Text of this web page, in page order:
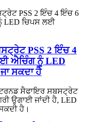
PSS 2 ਇੰਚ 4
ਐਚਿੰਗ ਨੂੰ LED
ਸਕਦਾ ਹੈ